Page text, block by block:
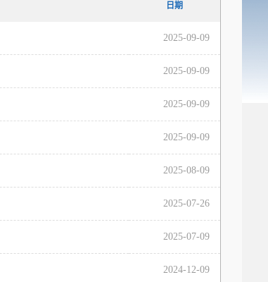
日期
2025-09-09
2025-09-09
2025-09-09
2025-09-09
2025-08-09
2025-07-26
2025-07-09
2024-12-09